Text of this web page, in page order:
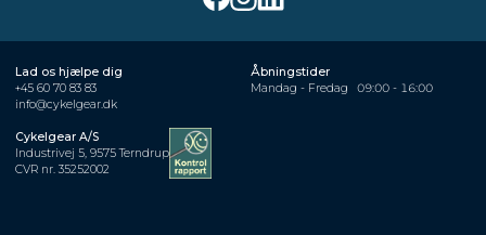
Lad os hjælpe dig
+45 60 70 83 83
info@cykelgear.dk
Åbningstider
Mandag - Fredag
09:00 - 16:00
Cykelgear A/S
Industrivej 5, 9575 Terndrup
CVR nr. 35252002